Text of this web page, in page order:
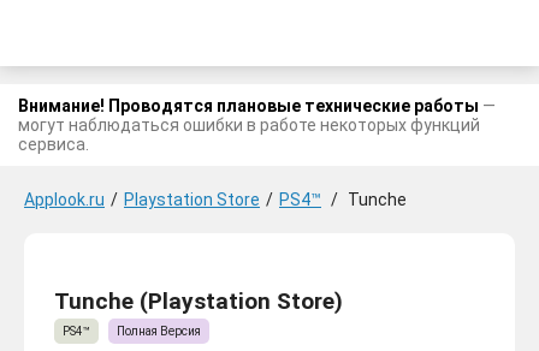
Внимание! Проводятся плановые технические работы —
могут наблюдаться ошибки в работе некоторых функций
сервиса.
Applook.ru / Playstation Store / PS4™ / Tunche
Tunche (Playstation Store)
PS4™ Полная Версия